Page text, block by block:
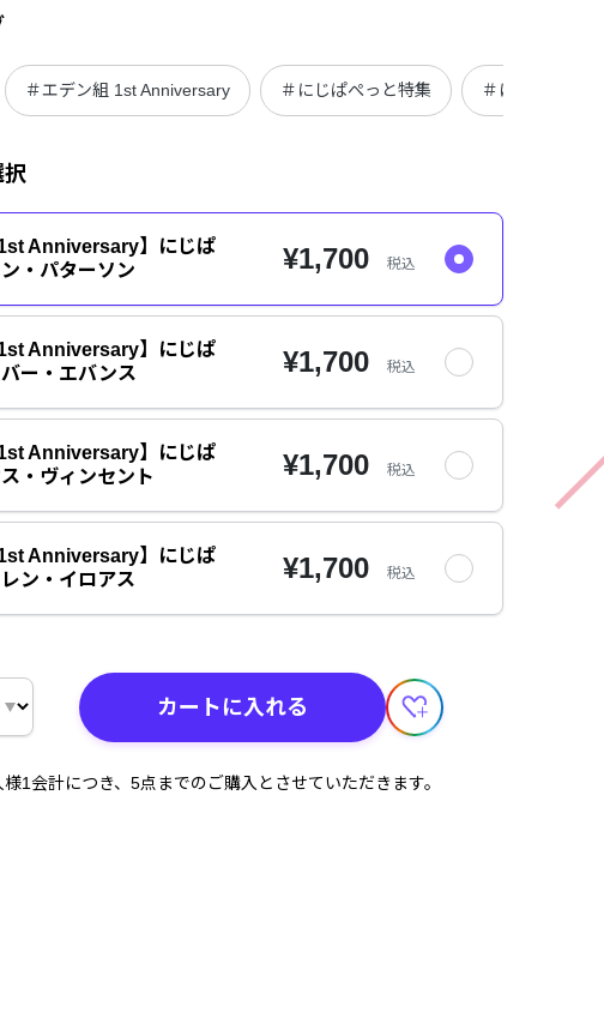
＃エデン組 1st Anniversary ＃にじぱぺっと特集 ＃にじぱぺっと
択
1st Anniversary】にじぱ
・パターソン
¥1,700 税込
1st Anniversary】にじぱ
ー・エバンス
¥1,700 税込
1st Anniversary】にじぱ
・ヴィンセント
¥1,700 税込
1st Anniversary】にじぱ
ン・イロアス
¥1,700 税込
カートに入れる
1会計につき、5点までのご購入とさせていただきます。